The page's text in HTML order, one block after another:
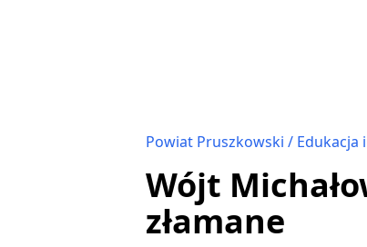
Powiat Pruszkowski Edukacja
Wójt
złamane